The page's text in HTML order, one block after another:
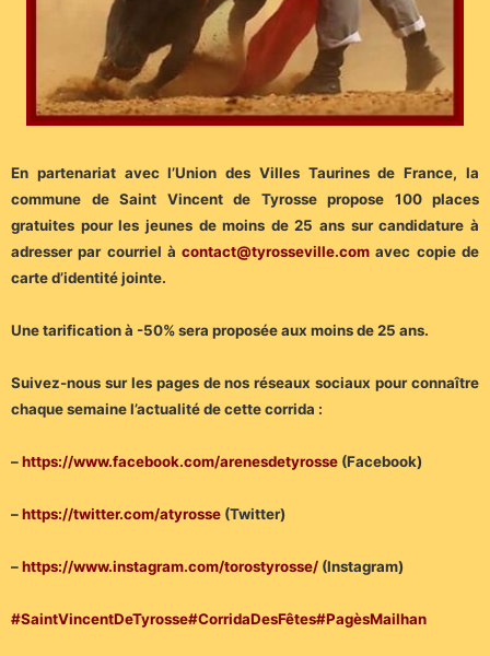
En partenariat avec l’Union des Villes Taurines de France, la
commune de Saint Vincent de Tyrosse propose 100 places
gratuites pour les jeunes de moins de 25 ans sur candidature à
adresser par courriel àcontact@tyrosseville.com avec copie de
carte d’identité jointe.
Une tarification à -50% sera proposée aux moins de 25 ans.
Suivez-nous sur les pages de nos réseaux sociaux pour connaître
chaque semaine l’actualité de cette corrida :
–https://www.facebook.com/arenesdetyrosse (Facebook)
–https://twitter.com/atyrosse (Twitter)
–https://www.instagram.com/torostyrosse/ (Instagram)
#SaintVincentDeTyrosse#CorridaDesFêtes#PagèsMailhan